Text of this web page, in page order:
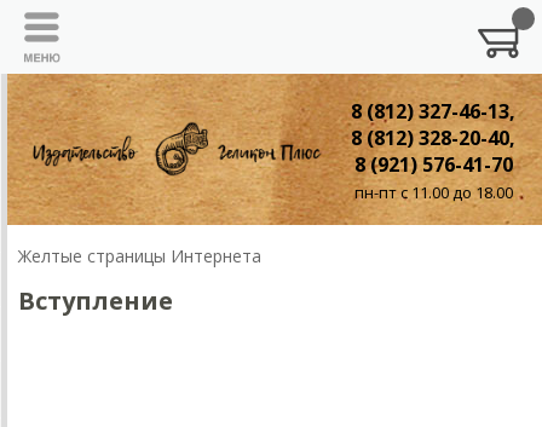
8 (812) 327-46-13,
8 (812) 328-20-40,
8 (921) 576-41-70
пн-пт с 11.00 до 18.00
Желтые страницы Интернета
Вступление